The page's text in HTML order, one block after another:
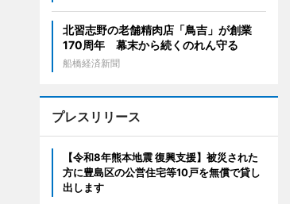
北習志野の老舗精肉店「鳥吉」が創業
170周年 幕末から続くのれん守る
船橋経済新聞
プレスリリース
【令和8年熊本地震 復興支援】被災された
方に豊島区の公営住宅等10戸を無償で貸し
出します